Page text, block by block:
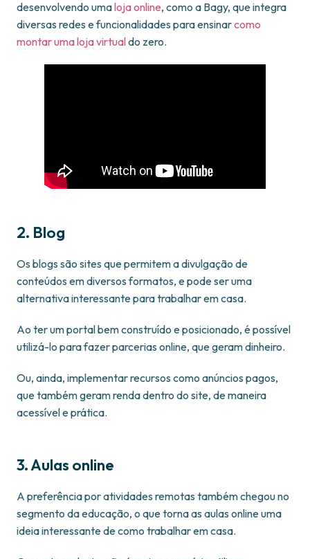
desenvolvendo umaloja online, como a Bagy, que integra
diversas redes e funcionalidades para ensinarcomo
montar uma loja virtualdo zero.
2. Blog
Os blogs são sites que permitem a divulgação de
conteúdos em diversos formatos, e pode ser uma
alternativa interessante para trabalhar em casa.
Ao ter um portal bem construído e posicionado, é possível
utilizá-lo para fazer parcerias online, que geram dinheiro.
Ou, ainda, implementar recursos como anúncios pagos,
que também geram renda dentro do site, de maneira
acessível e prática.
3. Aulas online
A preferência por atividades remotas também chegou no
segmento da educação, o que torna as aulas online uma
ideia interessante de como trabalhar em casa.